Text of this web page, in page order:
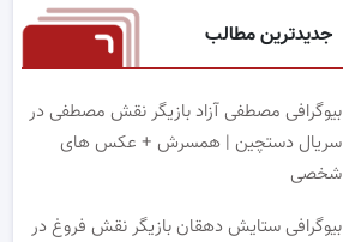
جدیدترین مطالب
بیوگرافی مصطفی آزاد بازیگر نقش مصطفی در
سریال دستچین | همسرش + عکس های
شخصی
بیوگرافی ستایش دهقان بازیگر نقش فروغ در